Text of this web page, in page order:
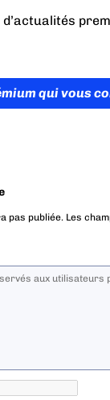
qui vous
pas publiée. Les